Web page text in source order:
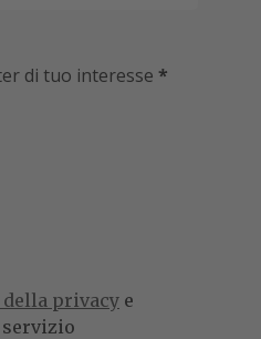
di tuo interesse *
privacy e